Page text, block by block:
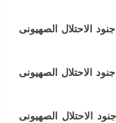
الاحتلال الصهيونى
الاحتلال الصهيونى
الاحتلال الصهيونى